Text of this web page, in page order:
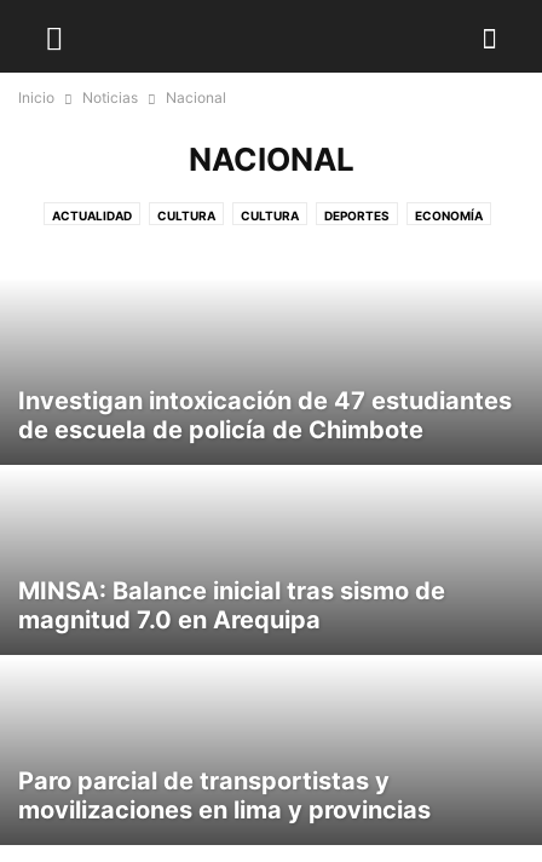
Inicio Noticias Nacional
NACIONAL
ACTUALIDAD CULTURA CULTURA DEPORTES ECONOMÍA
Investigan intoxicación de 47 estudiantes
de escuela de policía de Chimbote
MINSA: Balance inicial tras sismo de
magnitud 7.0 en Arequipa
Paro parcial de transportistas y
movilizaciones en lima y provincias